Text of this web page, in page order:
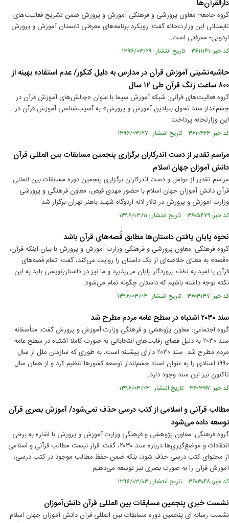
دارالقرآن‌ها
گروه جامعه: معاون پرورشی و فرهنگی آموزش و پرورش ضمن تشریح فعالیت‌های
تابستانی این وزارت‌خانه گفت: رویکرد برنامه‌های معرفتی تابستان آموزش و پرورش
اردویی- معرفتی است.
کد خبر: ۳۶۱۱۱۴۱ تاریخ انتشار : ۱۳۹۶/۰۳/۲۹
حاشیه‌نشینی آموزش قرآن در مدارس به دلیل کنکور/ عدم استفاده بهینه از
۸۰۰ ساعت زنگ قرآن طی ۱۲ سال
گروه فعالیت‌های قرآنی: شبکه آموزش سیما با عنوان «چالش‌های آموزش‌ قرآن در
چشم‌انداز سند تحول بنیادین آموزش و پرورش» به آسیب‌شناسی آموزش قرآن در
این وزارتخانه پرداخت.
کد خبر: ۳۶۱۰۴۲۴ تاریخ انتشار : ۱۳۹۶/۰۳/۲۷
مراسم تقدیر از دست اندرکاران برگزاری پنجمین مسابقات بین المللی قرآن
دانش آموزان جهان اسلام
مراسم تقدیر از عوامل و دست اندرکاران برگزاری پنجمین دوره مسابقات بین المللی
قرآن دانش آموزان جهان اسلام با حضور مهدی فیض، معاون فرهنگی و پرورشی
وزارت آموزش و پرورش در تالار لاله اردوگاه شهید باهنر تهران برگزار شد.
کد خبر: ۳۶۰۵۴۷۹ تاریخ انتشار : ۱۳۹۶/۰۳/۱۱
نحوه پایان یافتن داستان‌ها مطابق قَصه‌های قرآن باشد
گروه فرهنگی: معاون پرورشی و فرهنگی وزارت آموزش و پرورش با بیان اینکه قرآن،
«قَصه» به معنای خلاصه‌ای از یک داستان را روایت می‌کند، گفت: تمام قَصه‌های
قرآن با امید به لطف پروردگار پایان می‌پذیرد و ما نیز در داستان‌نویسی باید به این
نکته توجه داشته باشیم که داستان چگونه تمام می‌شود.
کد خبر: ۳۶۰۳۱۳۷ تاریخ انتشار : ۱۳۹۶/۰۳/۰۴
سند ۲۰۳۰ اشتباه در سطح عامه مردم مطرح شد
گروه اجتماعی: معاون پژوهشی و فرهنگی وزارت آموزش و پرورش گفت: متأسفانه
سند ۲۰۳۰ به دلیل فضای رقابت‌های انتخاباتی به صورت کاملا اشتباه در سطح عامه
مردم مطرح شد. سند ۲۰۳۰ دارای پیشینه است، به طوری که سازمان ملل از سال
۱۹۹۰ اسنادی را به عنوان اسناد چشم‌انداز توسعه کشورها تنظیم کرد و از همان سال
تاکنون نیز این سند وجود دارد.
کد خبر: ۳۶۰۳۰۹۷ تاریخ انتشار : ۱۳۹۶/۰۳/۰۳
مطالب قرآنی و اسلامی از کتب درسی حذف نمی‌شود/ آموزش بصری قرآن
توسعه داده می‌شود
گروه فرهنگی: معاون پژوهشی و فرهنگی وزارت آموزش و پرورش با اشاره به برخی
انتقادات و موضع‌گیری‌ها درباره سند ۲۰۳۰، گفت: قرار نیست مطالب قرآنی و اسلامی
از محتوای کتب درسی حذف شود، بلکه ضمن حفظ مطالب موجود در کتب درسی،
آموزش قرآن را به صورت بصری نیز توسعه می‌دهیم.
کد خبر: ۳۶۰۳۰۴۸ تاریخ انتشار : ۱۳۹۶/۰۳/۰۳
نشست خبری پنجمین مسابقات بین المللی قرآن دانش‌آموزان
نشست رسانه ای پنجمین دوره مسابقات بین المللی قرآن دانش آموزان جهان اسلام